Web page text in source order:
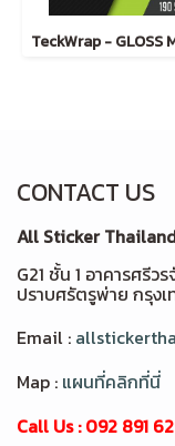
TeckWrap - GLOSS
CONTACT US
All Sticker
G21 ชั้น 1 อาคารศรี
ปราบศรัตรูพ่าย กรุง
Email :
Map : แผนที่คลิกที่นี่
Call Us : 092 891